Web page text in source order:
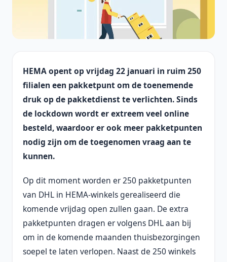
HEMA opent op vrijdag 22 januari in ruim 250
filialen een pakketpunt om de toenemende
druk op de pakketdienst te verlichten. Sinds
de lockdown wordt er extreem veel online
besteld, waardoor er ook meer pakketpunten
nodig zijn om de toegenomen vraag aan te
kunnen.
Op dit moment worden er 250 pakketpunten
van DHL in HEMA-winkels gerealiseerd die
komende vrijdag open zullen gaan. De extra
pakketpunten dragen er volgens DHL aan bij
om in de komende maanden thuisbezorgingen
soepel te laten verlopen. Naast de 250 winkels